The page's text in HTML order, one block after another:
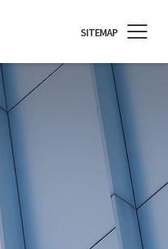
SITEMAP